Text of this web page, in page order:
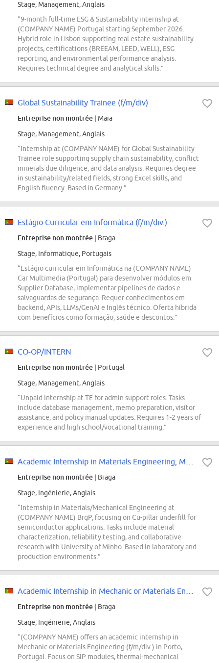
Stage, Management, Anglais
“9-month full-time ESG & Sustainability internship at
(COMPANY NAME) Portugal starting September 2026.
Hybrid role in Lisbon supporting real estate sustainability
projects, certifications (BREEAM, LEED, WELL), ESG
reporting, and environmental performance analysis.
Requires technical degree and analytical skills.”
Global Sustainability Trainee (f/m/div)
Entreprise non montrée | Maia
Stage, Management, Anglais
“Internship at (COMPANY NAME) for Global Sustainability
Trainee role supporting supply chain sustainability, conflict
minerals due diligence, and data analysis. Requires degree
in sustainability/related fields, strong Excel skills, and
English fluency. Based in Germany.”
Estágio Curricular em Informática (f/m/div.)
Entreprise non montrée | Braga
Stage, Informatique, Portugais
“Estágio curricular em Informática na (COMPANY NAME)
Car Multimedia (Portugal) para desenvolver módulos em
Supplier Database, implementar pipelines de dados e
salvaguardas de segurança. Requer conhecimentos em
backend, APIs, LLMs/GenAI e Inglês técnico. Oferta híbrida
com benefícios como formação, saúde e descontos.”
CO-OP/INTERN
Entreprise non montrée | Portugal
Stage, Management, Anglais
“Unpaid internship at TE for admin support roles. Tasks
include database management, memo preparation, visitor
assistance, and policy manual updates. Requires 1-2 years of
experience and high school/vocational training.”
Entreprise non montrée | Braga
Stage, Ingénierie, Anglais
“Internship in Materials/Mechanical Engineering at
(COMPANY NAME) BrgP, focusing on Cu-pillar underfill for
semiconductor applications. Tasks include material
characterization, reliability testing, and collaborative
research with University of Minho. Based in laboratory and
production environments.”
Entreprise non montrée | Braga
Stage, Ingénierie, Anglais
“(COMPANY NAME) offers an academic internship in
Mechanic or Materials Engineering (f/m/div.) in Porto,
Portugal. Focus on SIP modules, thermal-mechanical